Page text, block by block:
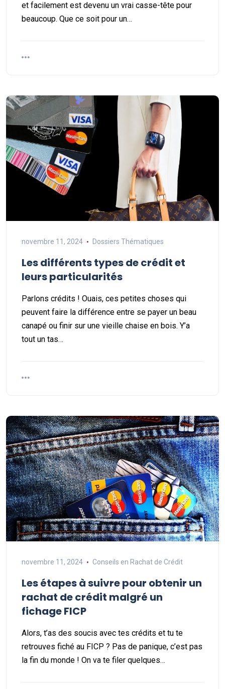
et facilement est devenu un vrai casse-tête pour
beaucoup. Que ce soit pour un…
novembre 11, 2024 Dossiers Thématiques
Les différents types de crédit et
leurs particularités
Parlons crédits ! Ouais, ces petites choses qui
peuvent faire la différence entre se payer un beau
canapé ou finir sur une vieille chaise en bois. Y’a
tout un tas…
novembre 11, 2024 Conseils en Rachat de Crédit
Les étapes à suivre pour obtenir un
rachat de crédit malgré un
fichage FICP
Alors, t’as des soucis avec tes crédits et tu te
retrouves fiché au FICP ? Pas de panique, c’est pas
la fin du monde ! On va te filer quelques…